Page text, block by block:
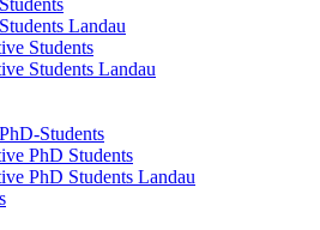
Landau
Students
Students Landau
Students
PhD Students
PhD Students Landau